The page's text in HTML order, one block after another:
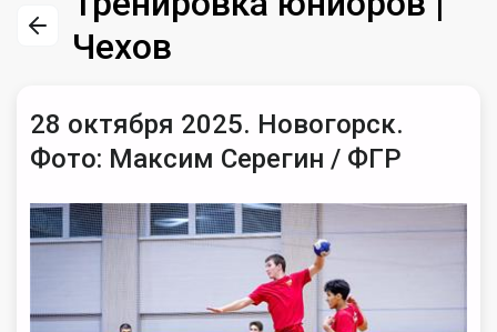
Чехов
28 октября 2025. Новогорск.
Фото: Максим Серегин / ФГР